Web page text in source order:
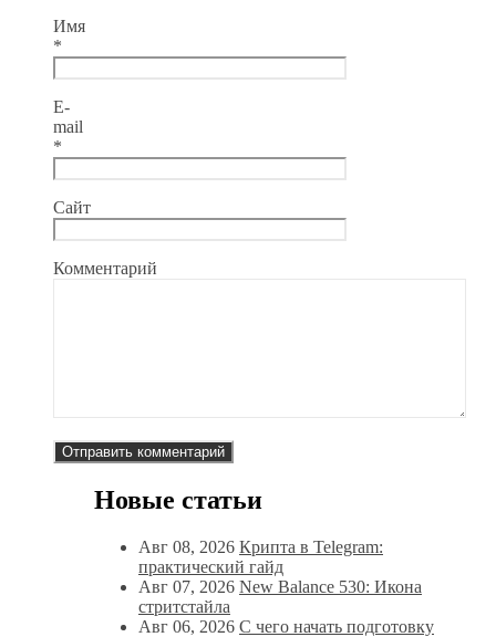
Имя
*
E-
mail
*
Сайт
Комментарий
Новые статьи
Авг 08, 2026 Крипта в Telegram:
практический гайд
Авг 07, 2026 New Balance 530: Икона
стритстайла
Авг 06, 2026 С чего начать подготовку